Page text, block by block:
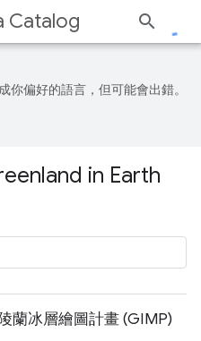
Catalog
你偏好的語言，但可能會出錯。
in Earth
蘭冰層繪圖計畫 (GIMP)